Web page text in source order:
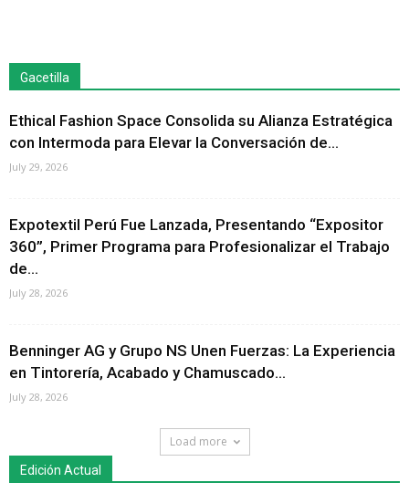
Gacetilla
Ethical Fashion Space Consolida su Alianza Estratégica
con Intermoda para Elevar la Conversación de...
July 29, 2026
Expotextil Perú Fue Lanzada, Presentando “Expositor
360”, Primer Programa para Profesionalizar el Trabajo
de...
July 28, 2026
Benninger AG y Grupo NS Unen Fuerzas: La Experiencia
en Tintorería, Acabado y Chamuscado...
July 28, 2026
Load more
Edición Actual